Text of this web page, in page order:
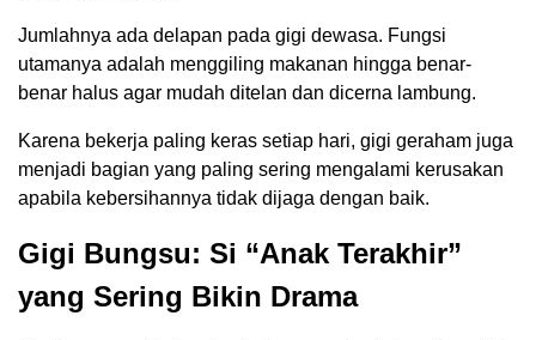
Jumlahnya ada delapan pada gigi dewasa. Fungsi
utamanya adalah menggiling makanan hingga benar-
benar halus agar mudah ditelan dan dicerna lambung.
Karena bekerja paling keras setiap hari, gigi geraham juga
menjadi bagian yang paling sering mengalami kerusakan
apabila kebersihannya tidak dijaga dengan baik.
Gigi Bungsu: Si “Anak Terakhir”
yang Sering Bikin Drama